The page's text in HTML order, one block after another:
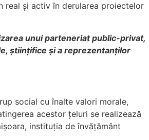
real şi activ în derularea proiectelor
unui parteneriat public-privat,
ştiinţifice şi a reprezentanţilor
social cu înalte valori morale,
acestor ţeluri se realizează
instituţia de învăţământ